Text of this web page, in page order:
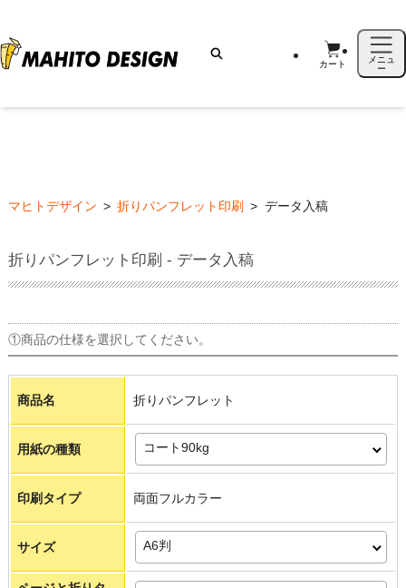
カート
メニュ
ー
マヒトデザイン > 折りパンフレット印刷 > データ入稿
折りパンフレット印刷 - データ入稿
①商品の仕様を選択してください。
商品名 折りパンフレット
用紙の種類 コート90kg
印刷タイプ 両面フルカラー
サイズ A6判